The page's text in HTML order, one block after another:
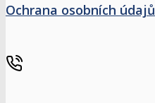
Ochrana osobních údajů